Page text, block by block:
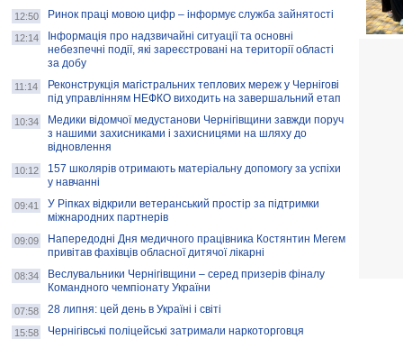
12:50 Ринок праці мовою цифр – інформує служба зайнятості
12:14
Інформація про надзвичайні ситуації та основні
небезпечні події, які зареєстровані на території області
за добу
11:14
Реконструкція магістральних теплових мереж у Чернігові
під управлінням НЕФКО виходить на завершальний етап
10:34
Медики відомчої медустанови Чернігівщини завжди поруч
з нашими захисниками і захисницями на шляху до
відновлення
10:12
157 школярів отримають матеріальну допомогу за успіхи
у навчанні
09:41
У Ріпках відкрили ветеранський простір за підтримки
міжнародних партнерів
09:09
Напередодні Дня медичного працівника Костянтин Мегем
привітав фахівців обласної дитячої лікарні
08:34
Веслувальники Чернігівщини – серед призерів фіналу
Командного чемпіонату України
07:58 28 липня: цей день в Україні і світі
15:58 Чернігівські поліцейські затримали наркоторговця